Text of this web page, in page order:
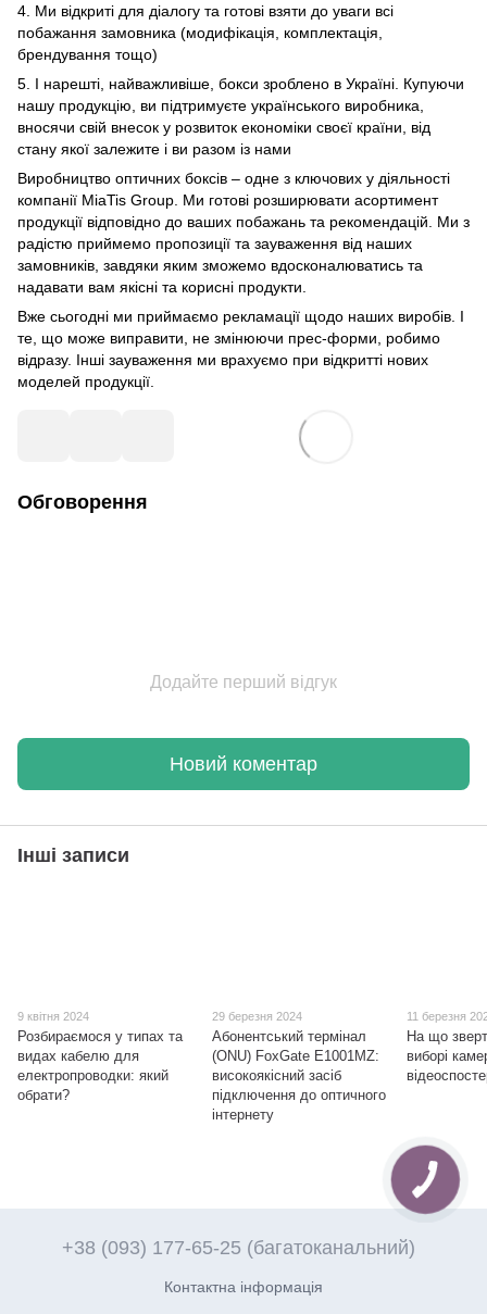
4. Ми відкриті для діалогу та готові взяти до уваги всі
побажання замовника (модифікація, комплектація,
брендування тощо)
5. І нарешті, найважливіше, бокси зроблено в Україні. Купуючи
нашу продукцію, ви підтримуєте українського виробника,
вносячи свій внесок у розвиток економіки своєї країни, від
стану якої залежите і ви разом із нами
Виробництво оптичних боксів – одне з ключових у діяльності
компанії MiaTis Group. Ми готові розширювати асортимент
продукції відповідно до ваших побажань та рекомендацій. Ми з
радістю приймемо пропозиції та зауваження від наших
замовників, завдяки яким зможемо вдосконалюватись та
надавати вам якісні та корисні продукти.
Вже сьогодні ми приймаємо рекламації щодо наших виробів. І
те, що може виправити, не змінюючи прес-форми, робимо
відразу. Інші зауваження ми врахуємо при відкритті нових
моделей продукції.
Обговорення
Додайте перший відгук
Новий коментар
Інші записи
9 квітня 2024
Розбираємося у типах та
видах кабелю для
електропроводки: який
обрати?
29 березня 2024
Абонентський термінал
(ONU) FoxGate E1001МZ:
високоякісний засіб
підключення до оптичного
інтернету
11 березня
На що
виборі
+38 (093) 177-65-25 (багатоканальний)
Контактна інформація